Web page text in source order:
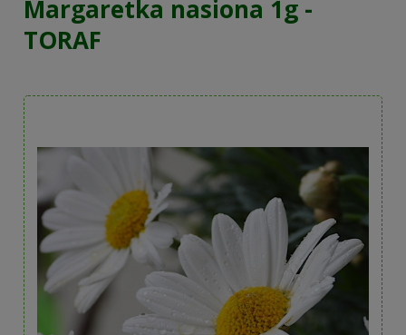
Margaretka nasiona 1g -
TORAF